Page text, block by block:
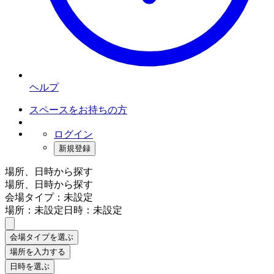
ヘルプ
スペースをお持ちの方
ログイン
新規登録
場所、日時から探す
場所、日時から探す
会場タイプ：未設定
場所：未設定日時：未設定
会場タイプを選ぶ
場所を入力する
日時を選ぶ